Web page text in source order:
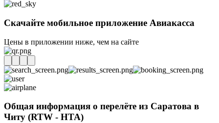
Скачайте мобильное приложение Авиакасса
Цены в приложении ниже, чем на сайте
Общая информация о перелёте из Саратова в
Читу (RTW - HTA)